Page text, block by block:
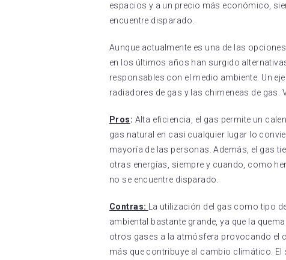
espacios y a un precio más económico,
encuentre disparado.
Aunque actualmente es una de las
en los últimos años han surgido
responsables con el medio ambiente. Un
radiadores de gas y las chimeneas de
Pros: Alta eficiencia, el gas permite un
gas natural en casi cualquier lugar lo
mayoría de las personas. Además, el gas
otras energías, siempre y cuando, como
no se encuentre disparado.
Contras:
La utilización del gas como tipo
ambiental bastante grande, ya que la
otros gases a la atmósfera provocando el
más que contribuye al cambio climático.